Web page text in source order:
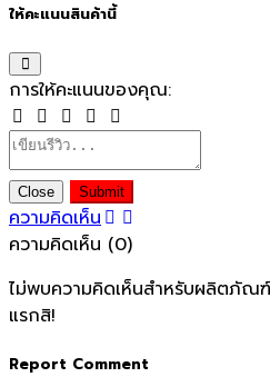
ให้คะแนนสินค้านี้
การให้คะแนนของคุณ:
Close Submit
ความคิดเห็น
ความคิดเห็น (0)
ไม่พบความคิดเห็นสำหรับผลิตภัณ
แรกสิ!
Report Comment